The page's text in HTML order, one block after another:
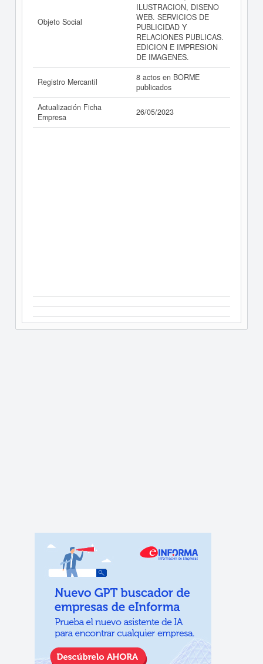
Objeto Social
ILUSTRACION, DISENO
WEB. SERVICIOS DE
PUBLICIDAD Y
RELACIONES PUBLICAS.
EDICION E IMPRESION
DE IMAGENES.
Registro Mercantil
8 actos en BORME
publicados
Actualización Ficha
Empresa
26/05/2023